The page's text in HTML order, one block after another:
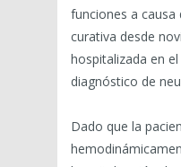
funciones a causa
curativa desde
hospitalizada en
diagnóstico de
Dado que la